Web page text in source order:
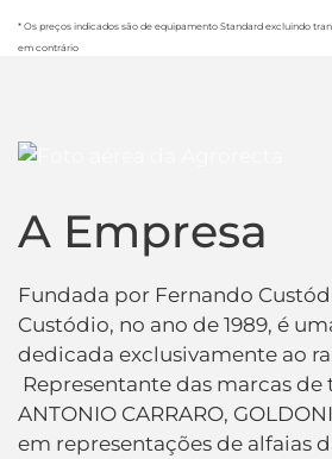
* Os preços indicados são de equipamento Standard excluindo
em contrário
A Empresa
Fundada por Fernando
Custódio, no ano de 1989, é
dedicada exclusivamente ao
Representante das marcas de
ANTONIO CARRARO,
em representações de alfaias